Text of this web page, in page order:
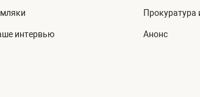
интервью
Прокуратура
Анонс